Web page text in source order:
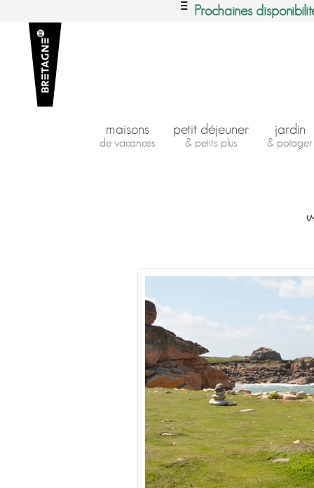
Prochaines
maisons
de vacances
petit déjeuner
& petits plus
jardin
& potager